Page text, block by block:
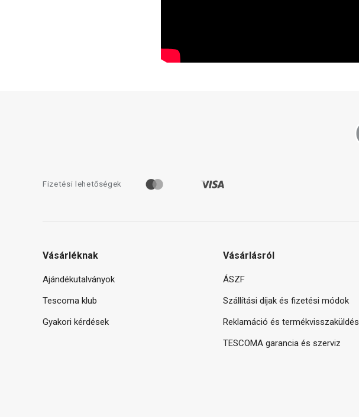
Fizetési lehetőségek
Vásárléknak
Ajándékutalványok
Tescoma klub
Gyakori kérdések
Vásárlásról
ÁSZF
Szállítási díjak és fizetési módok
Reklamáció és termékvisszaküldés
TESCOMA garancia és szerviz